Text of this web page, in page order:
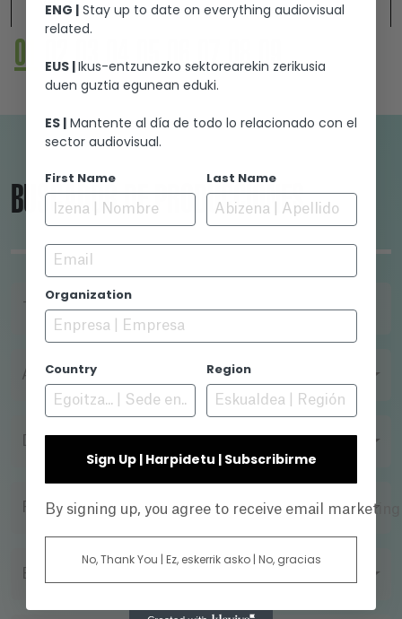
another world, a place inhabited by creatures.
When Melville, a smuggler who traffics
powerful rival businessman who wants to gain
control of the port from him, he knows that
only Ingrid can finish the job.
01 02 03 0405 06 0708 09
BUSCADOR DE PRODUCCIONES
TÍTULO
AÑO
DIRECTOR
FORMATO DE FILMACIÓN
EMPRESA DE PRODUCCIÓN
ENG | Stay up to date on everything audiovisual
related.
EUS |Ikus-entzunezko sektorearekin zerikusia
duen guztia egunean eduki.
ES | Mantente al día de todo lo relacionado con el
sector audiovisual.
First Name Last Name
Email
Organization
Country Region
Sign Up | Harpidetu | Subscribirme
By signing up, you agree to receive email
No, Thank You | Ez, eskerrik asko | No, gracias